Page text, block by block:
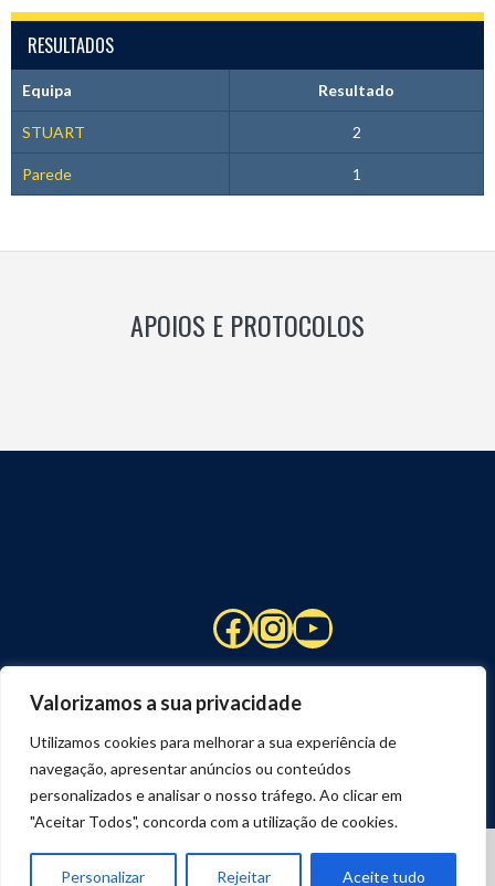
Valorizamos a sua privacidade
Utilizamos cookies para melhorar a sua experiência de
navegação, apresentar anúncios ou conteúdos
personalizados e analisar o nosso tráfego. Ao clicar em
"Aceitar Todos", concorda com a utilização de cookies.
Personalizar Rejeitar Aceite tudo
RESULTADOS
Equipa Resultado
STUART 2
Parede 1
APOIOS E PROTOCOLOS
Facebook
Instagram
YouTube
DESENVOLVIDO POR
JOSEXAVIER.COM